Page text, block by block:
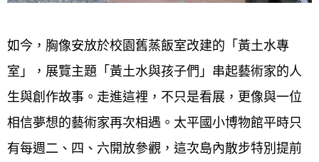
如今，胸像安放於校園舊蒸飯室改建的「黃土水專
室」，展覽主題「黃土水與孩子們」串起藝術家的人
生與創作故事。走進這裡，不只是看展，更像與一位
相信夢想的藝術家再次相遇。太平國小博物館平時只
有每週二、四、六開放參觀，這次島內散步特別提前